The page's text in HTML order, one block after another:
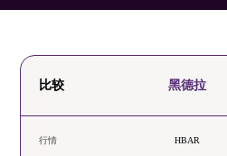
比较 黑德拉
行情 HBAR